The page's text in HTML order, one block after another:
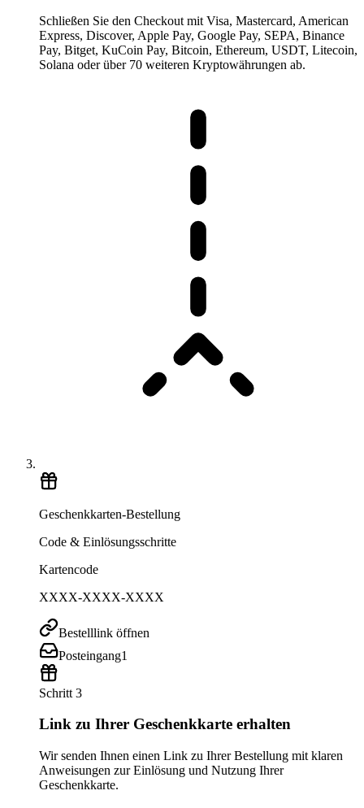
Schließen Sie den Checkout mit Visa, Mastercard, American
Express, Discover, Apple Pay, Google Pay, SEPA, Binance
Pay, Bitget, KuCoin Pay, Bitcoin, Ethereum, USDT, Litecoin,
Solana oder über 70 weiteren Kryptowährungen ab.
Geschenkkarten-Bestellung
Code & Einlösungsschritte
Kartencode
XXXX-XXXX-XXXX
Bestelllink öffnen
Posteingang1
Schritt 3
Link zu Ihrer Geschenkkarte erhalten
Wir senden Ihnen einen Link zu Ihrer Bestellung mit klaren
Anweisungen zur Einlösung und Nutzung Ihrer
Geschenkkarte.